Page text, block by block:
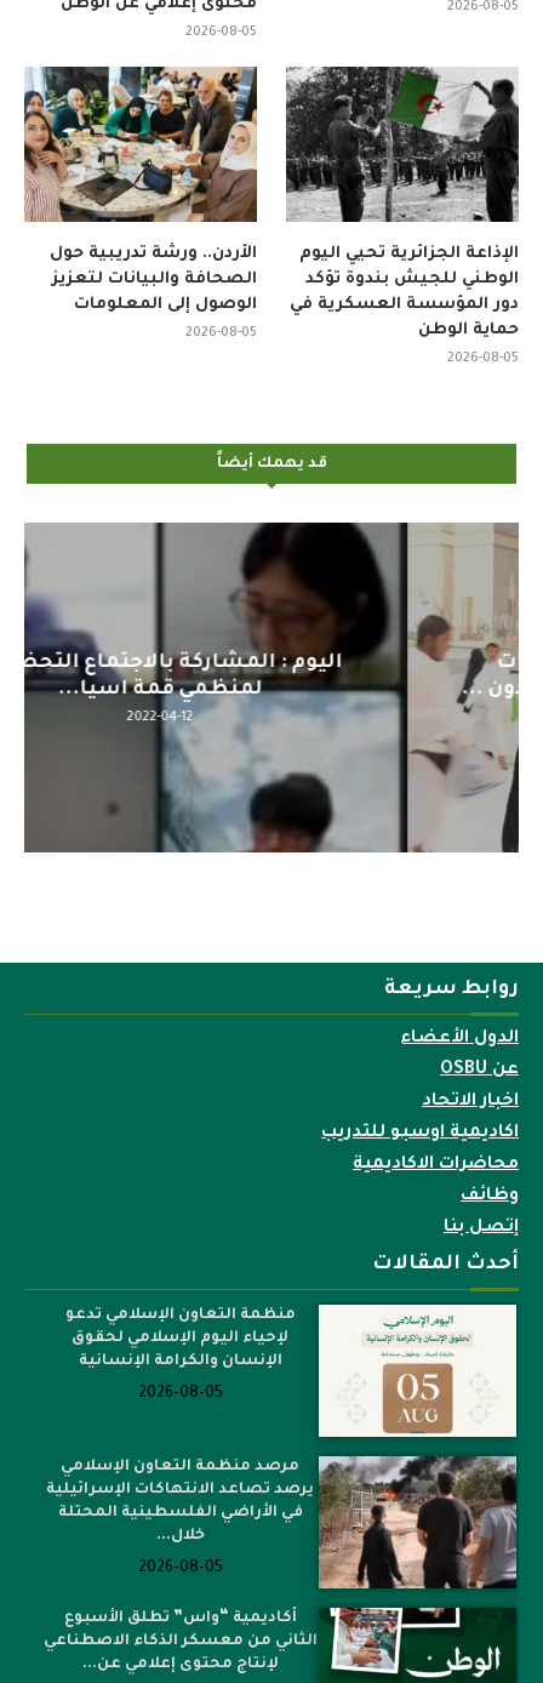
محتوى إعلامي عن الوطن
2026-08-05
2026-08-05
الأردن.. ورشة تدريبية حول
الصحافة والبيانات لتعزيز
الوصول إلى المعلومات
2026-08-05
الإذاعة الجزائرية تحيي اليوم
الوطني للجيش بندوة تؤكد
دور المؤسسة العسكرية في
حماية الوطن
2026-08-05
قد يهمك أيضاً
اليوم : المشاركة بالاجتماع التحضيري
لمنظمي قمة اسيا...
2022-04-12
روابط سريعة
الدول الأعضاء
عن OSBU
اخبار الاتحاد
اكاديمية اوسبو للتدريب
محاضرات الاكاديمية
وظائف
إتصل بنا
أحدث المقالات
منظمة التعاون الإسلامي تدعو
لإحياء اليوم الإسلامي لحقوق
الإنسان والكرامة الإنسانية
2026-08-05
مرصد منظمة التعاون الإسلامي
يرصد تصاعد الانتهاكات الإسرائيلية
في الأراضي الفلسطينية المحتلة
خلال...
2026-08-05
أكاديمية “واس” تطلق الأسبوع
الثاني من معسكر الذكاء الاصطناعي
لإنتاج محتوى إعلامي عن...